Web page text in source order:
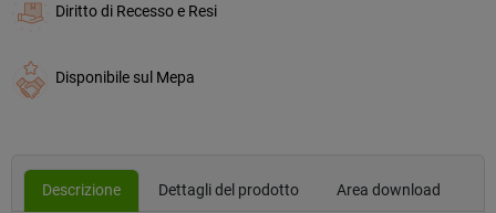
Diritto di Recesso e Resi
Disponibile sul Mepa
Descrizione Dettagli del prodotto Area download